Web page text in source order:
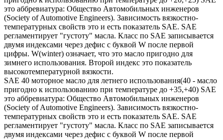
это аббревиатура: Общество Автомобильных инженеров
(Society of Automotive Engineers). Зависимость вязкостно-
температурных свойств это и есть показатель SAE. SAE
регламентирует "густоту" масла. Класс по SAE записывается
двумя индексами через дефис с буквой W после первой
цифры. W(winter) означает, что это масло пригодно для
зимнего использования. Второй индекс это показатель
высокотемпературной вязкости.
SAE 40 моторное масло для летнего использования(40 - масло
пригодно к использованию при температуре до +35,+40) SAE
это аббревиатура: Общество Автомобильных инженеров
(Society of Automotive Engineers). Зависимость вязкостно-
температурных свойств это и есть показатель SAE. SAE
регламентирует "густоту" масла. Класс по SAE записывается
двумя индексами через дефис с буквой W после первой